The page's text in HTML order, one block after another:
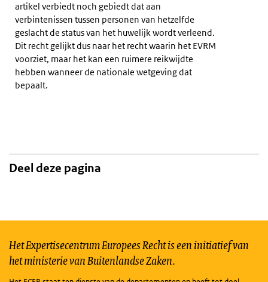
artikel verbiedt noch gebiedt dat aan
verbintenissen tussen personen van hetzelfde
geslacht de status van het huwelijk wordt verleend.
Dit recht gelijkt dus naar het recht waarin het EVRM
voorziet, maar het kan een ruimere reikwijdte
hebben wanneer de nationale wetgeving dat
bepaalt.
Deel deze pagina
Het Expertisecentrum Europees Recht is een initiatief van
het ministerie van Buitenlandse Zaken.